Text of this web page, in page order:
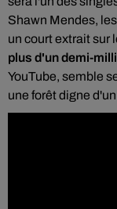
Shawn Mendes,
un court extrait sur
plus d'un demi-
YouTube, semble
une forêt digne